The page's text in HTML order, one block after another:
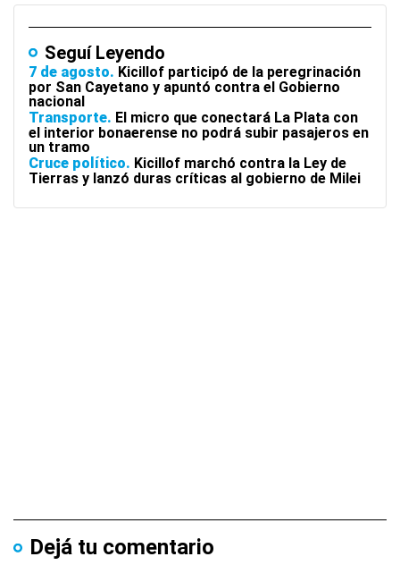
Seguí Leyendo
7 de agosto Kicillof participó de la peregrinación
por San Cayetano y apuntó contra el Gobierno
nacional
Transporte El micro que conectará La Plata con
el interior bonaerense no podrá subir pasajeros en
un tramo
Cruce político Kicillof marchó contra la Ley de
Tierras y lanzó duras críticas al gobierno de Milei
Dejá tu comentario